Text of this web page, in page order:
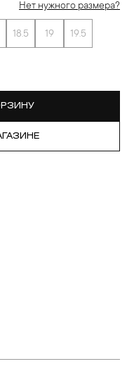
Нет нужного размера?
18.5 19 19.5